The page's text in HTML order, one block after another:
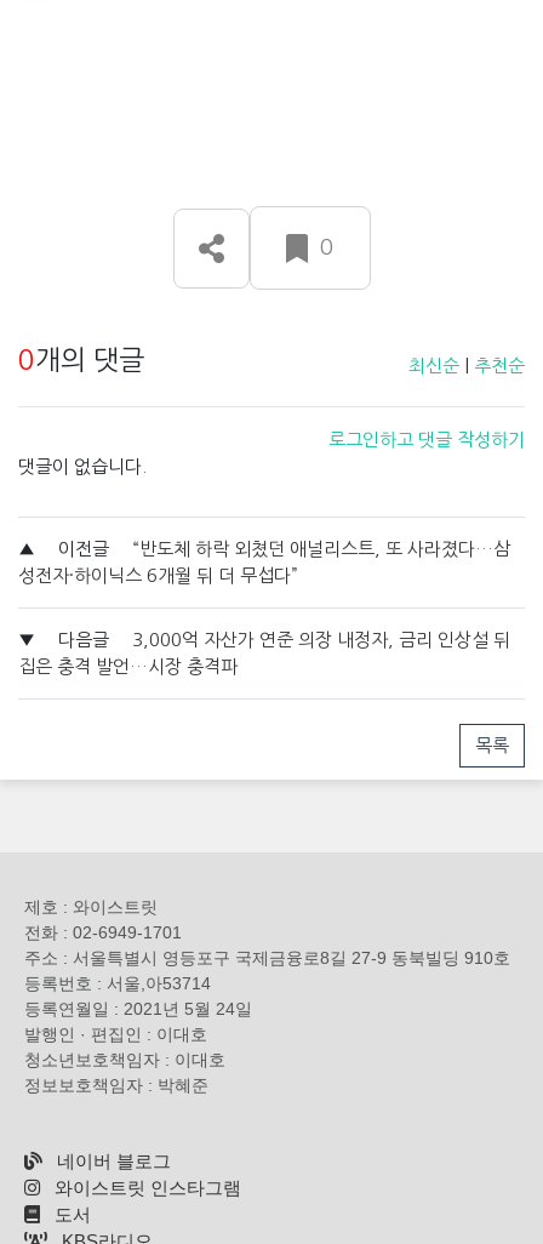
0
0개의 댓글 최신순 추천순
로그인하고 댓글 작성하기
댓글이 없습니다.
▲ 이전글
“반도체 하락 외쳤던 애널리스트, 또 사라졌다…삼
성전자·하이닉스 6개월 뒤 더 무섭다”
▼ 다음글
3,000억 자산가 연준 의장 내정자, 금리 인상설 뒤
집은 충격 발언…시장 충격파
목록
제호 : 와이스트릿
전화 : 02-6949-1701
주소 : 서울특별시 영등포구 국제금융로8길 27-9 동북빌딩 910호
등록번호 : 서울,아53714
등록연월일 : 2021년 5월 24일
발행인 · 편집인 : 이대호
청소년보호책임자 : 이대호
정보보호책임자 : 박혜준
네이버 블로그
와이스트릿 인스타그램
도서